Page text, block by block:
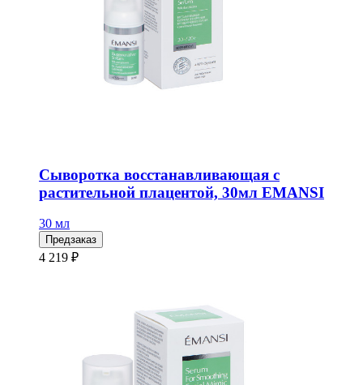
Сыворотка восстанавливающая с
растительной плацентой, 30мл EMANSI
30 мл
Предзаказ
4 219 ₽